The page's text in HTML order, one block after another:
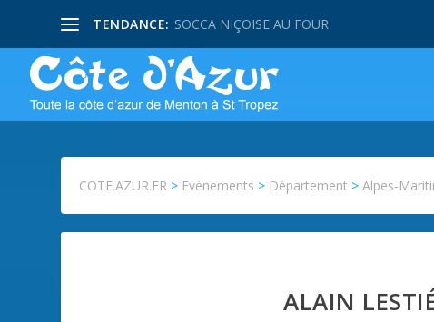
TENDANCE: SOCCA NIÇOISE AU FOUR
COTE.AZUR.FR > Evénements > Département >Alpes-
ALAIN